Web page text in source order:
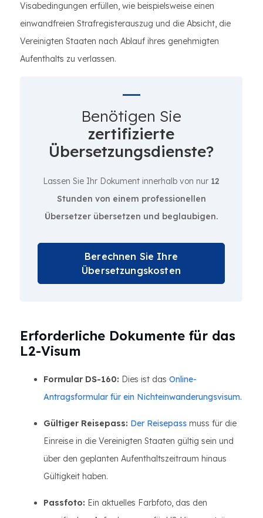
Visabedingungen erfüllen, wie beispielsweise einen
einwandfreien Strafregisterauszug und die Absicht, die
Vereinigten Staaten nach Ablauf ihres genehmigten
Aufenthalts zu verlassen.
Benötigen Sie
zertifizierte
Übersetzungsdienste?
Lassen Sie Ihr Dokument innerhalb von nur 12
Stunden von einem professionellen
Übersetzer übersetzen und beglaubigen.
Berechnen Sie Ihre
Übersetzungskosten
Erforderliche Dokumente für das
L2-Visum
Formular DS-160: Dies ist das Online-
Antragsformular für ein Nichteinwanderungsvisum.
Gültiger Reisepass: Der Reisepass muss für die
Einreise in die Vereinigten Staaten gültig sein und
über den geplanten Aufenthaltszeitraum hinaus
Gültigkeit haben.
Passfoto: Ein aktuelles Farbfoto, das den